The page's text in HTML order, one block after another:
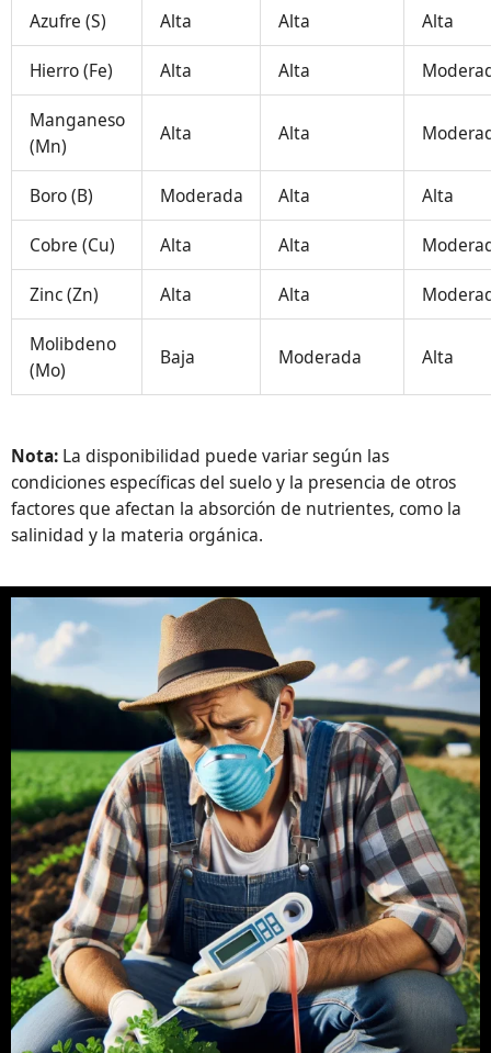
Azufre (S) Alta Alta Alta
Hierro (Fe) Alta Alta
Manganeso
(Mn)
Alta Alta
Boro (B) Moderada Alta Alta
Cobre (Cu) Alta Alta
Zinc (Zn) Alta Alta
Molibdeno
(Mo)
Baja Moderada Alta
Nota: La disponibilidad puede variar según las
condiciones específicas del suelo y la presencia de otros
factores que afectan la absorción de nutrientes, como la
salinidad y la materia orgánica.